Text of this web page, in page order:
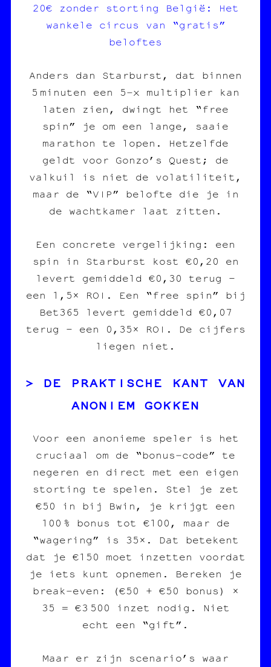
20€ zonder storting België: Het
wankele circus van “gratis”
beloftes
Anders dan Starburst, dat binnen
5 minuten een 5‑x multiplier kan
laten zien, dwingt het “free
spin” je om een lange, saaie
marathon te lopen. Hetzelfde
geldt voor Gonzo’s Quest; de
valkuil is niet de volatiliteit,
maar de “VIP” belofte die je in
de wachtkamer laat zitten.
Een concrete vergelijking: een
spin in Starburst kost €0,20 en
levert gemiddeld €0,30 terug –
een 1,5× ROI. Een “free spin” bij
Bet365 levert gemiddeld €0,07
terug – een 0,35× ROI. De cijfers
liegen niet.
DE PRAKTISCHE KANT VAN
ANONIEM GOKKEN
Voor een anonieme speler is het
cruciaal om de “bonus‑code” te
negeren en direct met een eigen
storting te spelen. Stel je zet
€50 in bij Bwin, je krijgt een
100 % bonus tot €100, maar de
“wagering” is 35×. Dat betekent
dat je €150 moet inzetten voordat
je iets kunt opnemen. Bereken je
break‑even: (€50 + €50 bonus) ×
35 = €3 500 inzet nodig. Niet
echt een “gift”.
Maar er zijn scenario’s waar